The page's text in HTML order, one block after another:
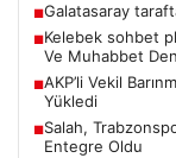
■Galatasaray
■Kelebek sohbet
Ve Muhabbet
■AKP’li Vekil
Yükledi
■Salah,
Entegre Oldu